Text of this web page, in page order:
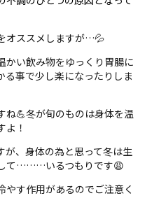
オススメしますが…💦
かい飲み物をゆっくり胃腸に
る事で少し楽になったりしま
ね💪冬が旬のものは身体を温
よ！
が、身体の為と思って冬は生
て………いるつもりです😩
す作用があるのでご注意く